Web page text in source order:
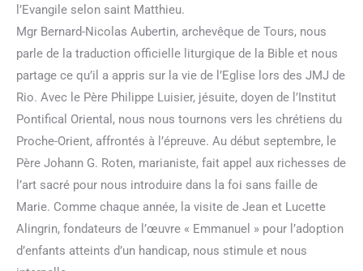
l’Evangile selon saint Matthieu.
Mgr Bernard-Nicolas Aubertin, archevêque de Tours, nous
parle de la traduction officielle liturgique de la Bible et nous
partage ce qu’il a appris sur la vie de l’Eglise lors des JMJ de
Rio. Avec le Père Philippe Luisier, jésuite, doyen de l’Institut
Pontifical Oriental, nous nous tournons vers les chrétiens du
Proche-Orient, affrontés à l’épreuve. Au début septembre, le
Père Johann G. Roten, marianiste, fait appel aux richesses de
l’art sacré pour nous introduire dans la foi sans faille de
Marie. Comme chaque année, la visite de Jean et Lucette
Alingrin, fondateurs de l’œuvre « Emmanuel » pour l’adoption
d’enfants atteints d’un handicap, nous stimule et nous